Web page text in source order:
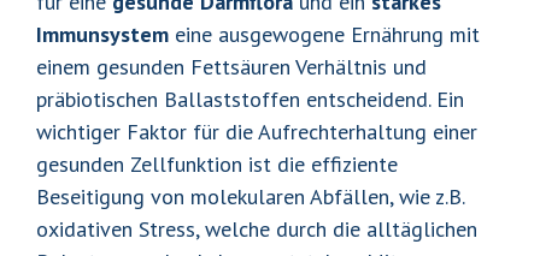
Immunsystem eine ausgewogene Ernährung mit
einem gesunden Fettsäuren Verhältnis und
präbiotischen Ballaststoffen entscheidend. Ein
wichtiger Faktor für die Aufrechterhaltung einer
gesunden Zellfunktion ist die effiziente
Beseitigung von molekularen Abfällen, wie z.B.
oxidativen Stress, welche durch die alltäglichen